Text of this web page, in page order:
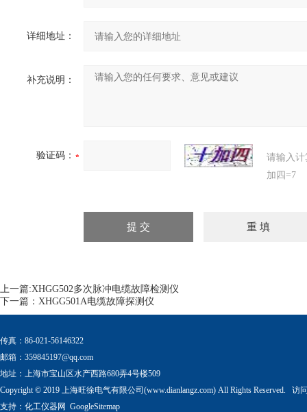
详细地址：
补充说明：
验证码：
请输入
加四=7
上一篇:XHGG502多次脉冲电缆故障检测仪
下一篇： XHGG501A电缆故障探测仪
传真：86-021-56146322
邮箱： 359845197@qq.com
地址：上海市宝山区水产西路680弄4号楼509
Copyright © 2019 上海旺徐电气有限公司(www.dianlangz.com) All Rights Reserved. 访
支持： 化工仪器网 GoogleSitemap